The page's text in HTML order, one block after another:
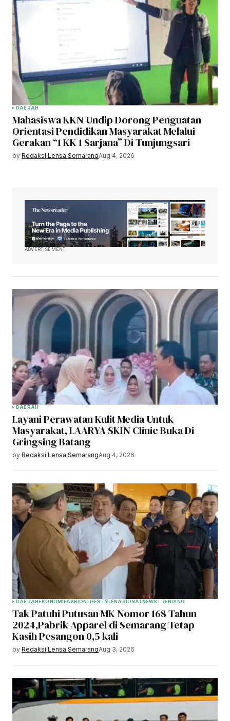
DAERAH
Mahasiswa KKN Undip Dorong Penguatan
Orientasi Pendidikan Masyarakat Melalui
Gerakan “1 KK 1 Sarjana” Di Tunjungsari
by Redaksi Lensa SemarangAug 4, 2026
ADVERTISEMENT
DAERAH
Layani Perawatan Kulit Media Untuk
Masyarakat, LAARYA SKIN Clinic Buka Di
Gringsing Batang
by Redaksi Lensa SemarangAug 4, 2026
DAERAHEKONOMIFASHIONLIFESTYLENASIONALNEWSTRENDING
Tak Patuhi Putusan MK Nomor 168 Tahun
2024,Pabrik Apparel di Semarang Tetap
Kasih Pesangon 0,5 kali
by Redaksi Lensa SemarangAug 3, 2026